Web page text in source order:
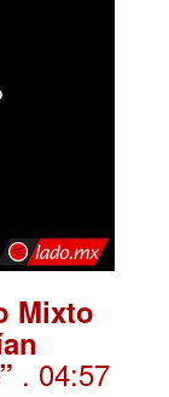
Mixto
. 04:57